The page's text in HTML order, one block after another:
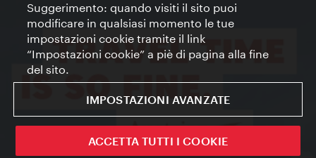
Suggerimento: quando visiti il sito puoi
modificare in qualsiasi momento le tue
impostazioni cookie tramite il link
“Impostazioni cookie” a piè di pagina alla fine
del sito.
IMPOSTAZIONI AVANZATE
ACCETTA TUTTI I COOKIE